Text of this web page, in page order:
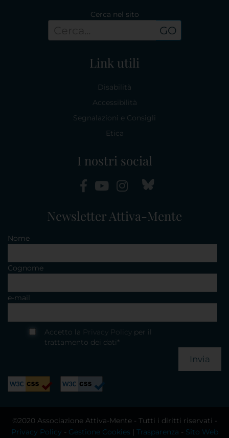
Cerca nel sito
GO
Link utili
Disabilità
Accessibilità
Segnalazioni e Consigli
Etica
I nostri social
Newsletter Attiva-Mente
Nome
Cognome
e-mail
Accetto la Privacy Policy per il
trattamento dei dati*
Invia
©2020 Associazione Attiva-Mente - Tutti i diritti riservati -
Privacy Policy - Gestione Cookies | Trasparenza - Sito Web